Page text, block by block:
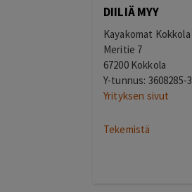
DIILIÄ MYY
Kayakomat Kokkola
Meritie 7
67200 Kokkola
Y-tunnus: 3608285-3
Yrityksen sivut
Tekemistä